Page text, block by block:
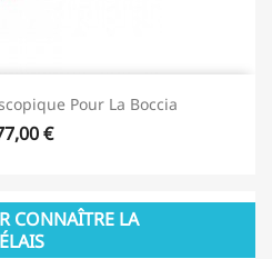
Pour La Boccia
€
CONNAÎTRE LA